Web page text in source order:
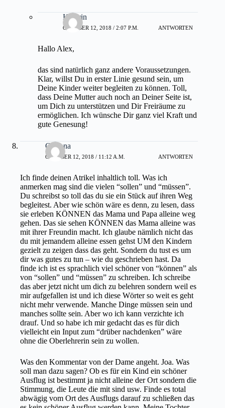
Kathrin
OKTOBER 12, 2018 / 2:07 P.M. ANTWORTEN
Hallo Alex,
das sind natürlich ganz andere Voraussetzungen.
Klar, willst Du in erster Linie gesund sein, um
Deine Kinder weiter begleiten zu können. Toll,
dass Deine Mutter auch noch an Deiner Seite ist,
um Dich zu unterstützen und Dir Freiräume zu
ermöglichen. Ich wünsche Dir ganz viel Kraft und
gute Genesung!
Corinna
OKTOBER 12, 2018 / 11:12 A.M. ANTWORTEN
Ich finde deinen Atrikel inhaltlich toll. Was ich
anmerken mag sind die vielen “sollen” und “müssen”.
Du schreibst so toll das du sie ein Stück auf ihren Weg
begleitest. Aber wie schön wäre es denn, zu lesen, dass
sie erleben KÖNNEN das Mama und Papa alleine weg
gehen. Das sie sehen KÖNNEN das Mama alleine was
mit ihrer Freundin macht. Ich glaube nämlich nicht das
du mit jemandem alleine essen gehst UM den Kindern
gezielt zu zeigen dass das geht. Sondern du tust es um
dir was gutes zu tun – wie du geschrieben hast. Da
finde ich ist es sprachlich viel schöner von “können” als
von “sollen” und “müssen” zu schreiben. Ich schreibe
das aber jetzt nicht um dich zu belehren sondern weil es
mir aufgefallen ist und ich diese Wörter so weit es geht
nicht mehr verwende. Manche Dinge müssen sein und
manches sollte sein. Aber wo ich kann verzichte ich
drauf. Und so habe ich mir gedacht das es für dich
vielleicht ein Input zum “drüber nachdenken” wäre
ohne die Oberlehrerin sein zu wollen.
Was den Kommentar von der Dame angeht. Joa. Was
soll man dazu sagen? Ob es für ein Kind ein schöner
Ausflug ist bestimmt ja nicht alleine der Ort sondern die
Stimmung, die Leute die mit sind usw. Finde es total
abwägig vom Ort des Ausflugs darauf zu schließen das